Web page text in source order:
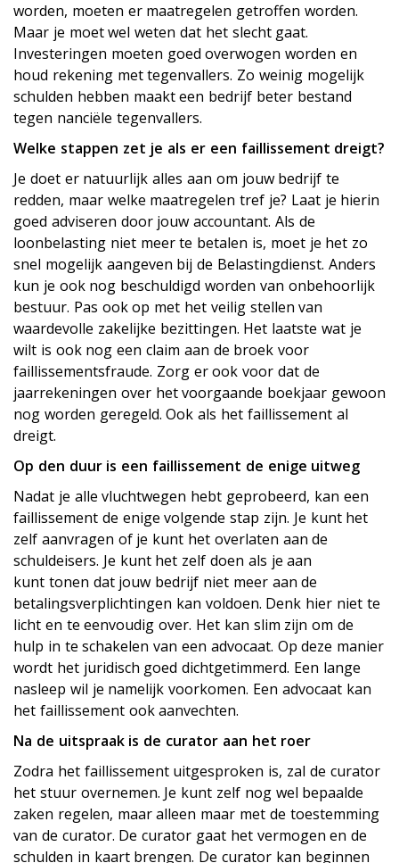
worden, moeten er maatregelen getroffen worden.
Maar je moet wel weten dat het slecht gaat.
Investeringen moeten goed overwogen worden en
houd rekening met tegenvallers. Zo weinig mogelijk
schulden hebben maakt een bedrijf beter bestand
tegen financiële tegenvallers.
Welke stappen zet je als er een faillissement dreigt?
Je doet er natuurlijk alles aan om jouw bedrijf te
redden, maar welke maatregelen tref je? Laat je hierin
goed adviseren door jouw accountant. Als de
loonbelasting niet meer te betalen is, moet je het zo
snel mogelijk aangeven bij de Belastingdienst. Anders
kun je ook nog beschuldigd worden van onbehoorlijk
bestuur. Pas ook op met het veilig stellen van
waardevolle zakelijke bezittingen. Het laatste wat je
wilt is ook nog een claim aan de broek voor
faillissementsfraude. Zorg er ook voor dat de
jaarrekeningen over het voorgaande boekjaar gewoon
nog worden geregeld. Ook als het faillissement al
dreigt.
Op den duur is een faillissement de enige uitweg
Nadat je alle vluchtwegen hebt geprobeerd, kan een
faillissement de enige volgende stap zijn. Je kunt het
zelf aanvragen of je kunt het overlaten aan de
schuldeisers. Je kunt het zelf doen als je aan
kunt tonen dat jouw bedrijf niet meer aan de
betalingsverplichtingen kan voldoen. Denk hier niet te
licht en te eenvoudig over. Het kan slim zijn om de
hulp in te schakelen van een advocaat. Op deze manier
wordt het juridisch goed dichtgetimmerd. Een lange
nasleep wil je namelijk voorkomen. Een advocaat kan
het faillissement ook aanvechten.
Na de uitspraak is de curator aan het roer
Zodra het faillissement uitgesproken is, zal de curator
het stuur overnemen. Je kunt zelf nog wel bepaalde
zaken regelen, maar alleen maar met de toestemming
van de curator. De curator gaat het vermogen en de
schulden in kaart brengen. De curator kan beginnen